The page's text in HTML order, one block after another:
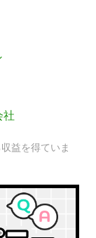
社
益を得ていま